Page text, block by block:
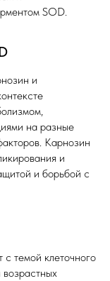
SOD.
и
на разные
Карнозин
и
и борьбой с
темой клеточного